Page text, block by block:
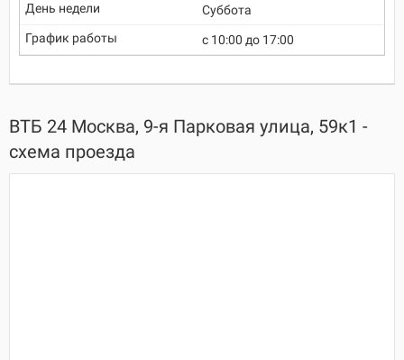
Суббота
c 10:00 до 17:00
ВТБ 24 Москва, 9-я Парковая улица, 59к1 -
схема проезда